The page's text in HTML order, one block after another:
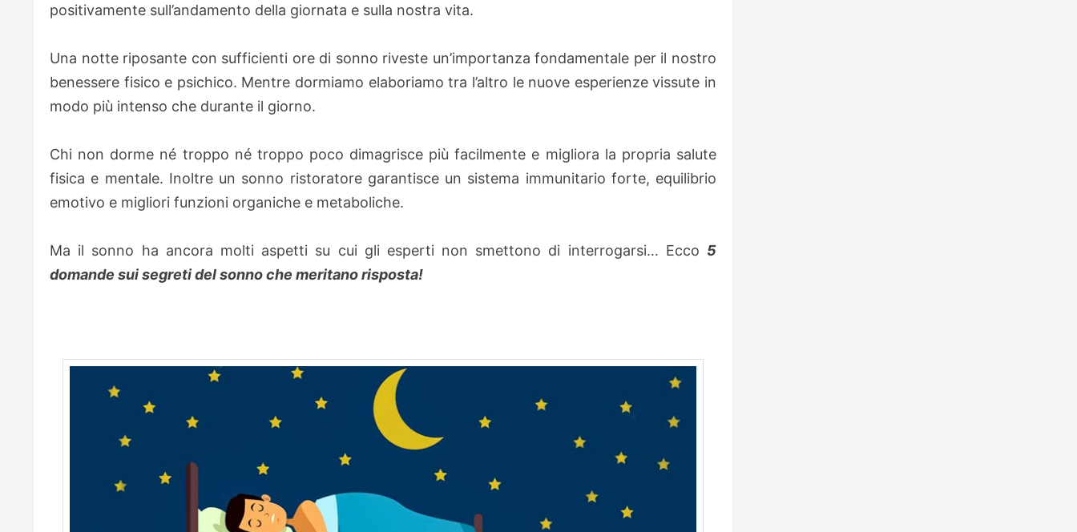
positivamente sull’andamento della giornata e sulla nostra vita.
Una notte riposante con sufficienti ore di sonno riveste un’importanza fondamentale per il nostro
benessere fisico e psichico. Mentre dormiamo elaboriamo tra l’altro le nuove esperienze vissute in
modo più intenso che durante il giorno.
Chi non dorme né troppo né troppo poco dimagrisce più facilmente e migliora la propria salute
fisica e mentale. Inoltre un sonno ristoratore garantisce un sistema immunitario forte, equilibrio
emotivo e migliori funzioni organiche e metaboliche.
Ma il sonno ha ancora molti aspetti su cui gli esperti non smettono di interrogarsi… Ecco 5
domande sui segreti del sonno che meritano risposta!